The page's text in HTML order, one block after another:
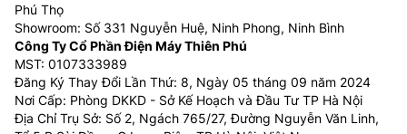
Phú Thọ
Showroom: Số 331 Nguyễn Huệ, Ninh Phong, Ninh Bình
Công Ty Cổ Phần Điện Máy Thiên Phú
MST: 0107333989
Đăng Ký Thay Đổi Lần Thứ: 8, Ngày 05 tháng 09 năm 2024
Nơi Cấp: Phòng DKKD - Sở Kế Hoạch và Đầu Tư TP Hà Nội
Địa Chỉ Trụ Sở: Số 2, Ngách 765/27, Đường Nguyễn Văn Linh,